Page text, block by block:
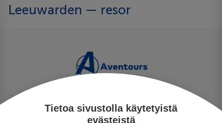
Tietoa sivustolla käytetyistä
evästeistä
Leeuwarden — resor
PERSONUPPGIFTSPOLICY